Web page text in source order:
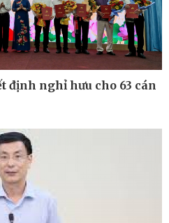
định nghỉ hưu cho 63 cán